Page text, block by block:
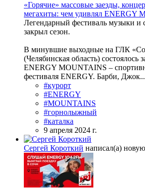
«Горячие» массовые заезды,
мегахиты: чем удивлял ENERGY
Легендарный фестиваль музыки и
закрыл сезон.
В минувшие выходные на ГЛК
(Челябинская область) состоялось
ENERGY MOUNTAINS –
фестиваля ENERGY. Барби, Джок...
#курорт
#ENERGY
#MOUNTAINS
#горнолыжный
#каталка
9 апреля 2024 г.
Сергей Короткий написал(а)